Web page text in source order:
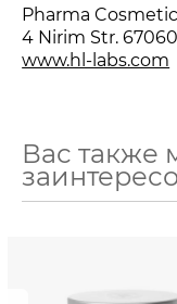
Pharma
4 Nirim Str.
www.hl-labs.com
Вас также